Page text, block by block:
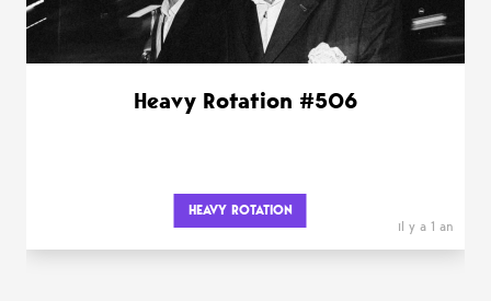
Heavy Rotation #506
HEAVY ROTATION
il y a 1 an